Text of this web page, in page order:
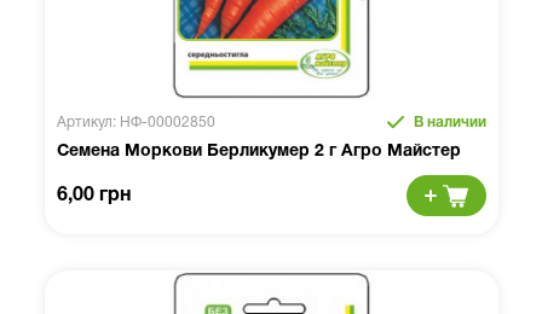
Артикул: НФ-00002850 В наличии
Семена Моркови Берликумер 2 г Агро Майстер
6,00 грн